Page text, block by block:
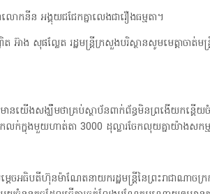
កនីន អង្គុយជជែកគ្នាលេងជារឿងធម្មតា។
ាង សុផល្លែត រដ្ឋមន្ត្រីក្រសួងបរិស្ថានសូមមេត្តាចាត់មន្
នយើងសង្ឃឹមថាគ្រប់ស្ថាប័នពាក់ព័ន្ធមិនព្រងើយកន្តើយ
ក់ក្នុងមួយហាត់តា 3000 ដុល្លារចែកលុយគ្នាយ៉ាងសកម្
អធិបតីហ៊ុនម៉ាណែតនាយករដ្ឋមន្ត្រីនៃព្រះរាជាណាចក្រ